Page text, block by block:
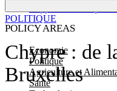
POLICY AREAS
Economie
Politique
Agriculture et
Santé
Chypre : de
Bruxelles
POLITIQUE